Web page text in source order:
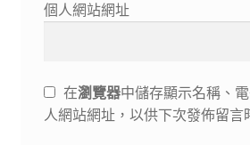
個人網站網址
在瀏覽器中儲存顯示名稱、
人網站網址，以供下次發佈留言